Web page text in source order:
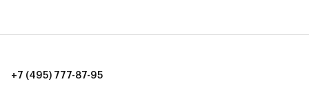
8 мин. до ТЦ Метрополис (7 км)
+7 (495) 777-87-95